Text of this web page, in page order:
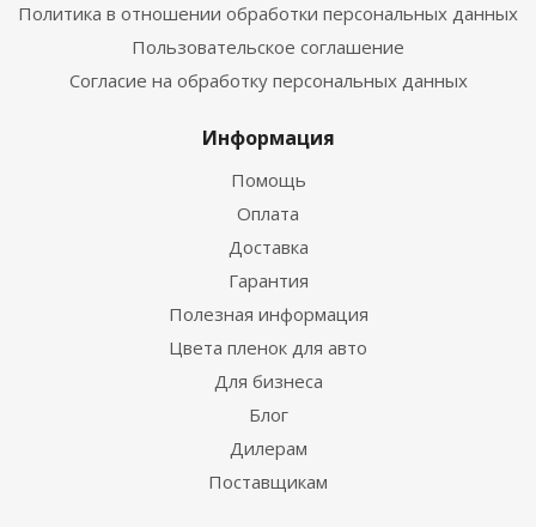
Политика в отношении обработки персональных данных
Пользовательское соглашение
Согласие на обработку персональных данных
Информация
Помощь
Оплата
Доставка
Гарантия
Полезная информация
Цвета пленок для авто
Для бизнеса
Блог
Дилерам
Поставщикам